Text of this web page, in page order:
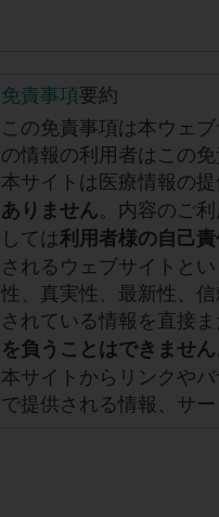
免責事項要約
この免責事項は本ウェ
の情報の利用者はこの
本サイトは医療情報の
ありません。内容のご
しては利用者様の自己
されるウェブサイトと
性、真実性、最新性、
されている情報を直接
を負うことはできません
本サイトからリンクや
で提供される情報、サ